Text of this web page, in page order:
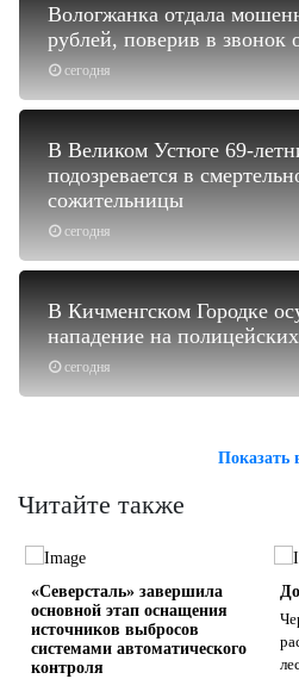
сегодня
Вологжанка отдала
рублей, поверив в звонок
сегодня
В Великом Устюге 69-
подозревается в
сожительницы
сегодня
В Кичменгском Городке
нападение на полицейских
Показать
Читайте также
«Северсталь» завершила
основной этап оснащения
источников выбросов
системами автоматического
контроля